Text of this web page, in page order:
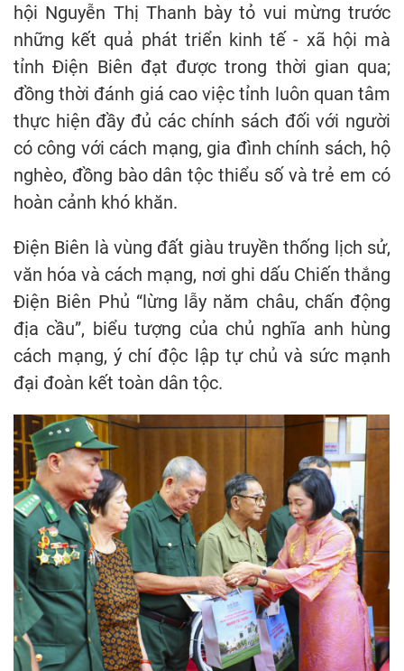
hội Nguyễn Thị Thanh bày tỏ vui mừng trước
những kết quả phát triển kinh tế - xã hội mà
tỉnh Điện Biên đạt được trong thời gian qua;
đồng thời đánh giá cao việc tỉnh luôn quan tâm
thực hiện đầy đủ các chính sách đối với người
có công với cách mạng, gia đình chính sách, hộ
nghèo, đồng bào dân tộc thiểu số và trẻ em có
hoàn cảnh khó khăn.
Điện Biên là vùng đất giàu truyền thống lịch sử,
văn hóa và cách mạng, nơi ghi dấu Chiến thắng
Điện Biên Phủ “lừng lẫy năm châu, chấn động
địa cầu”, biểu tượng của chủ nghĩa anh hùng
cách mạng, ý chí độc lập tự chủ và sức mạnh
đại đoàn kết toàn dân tộc.